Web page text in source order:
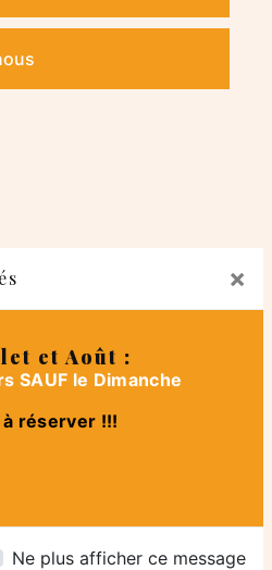
×
et Août :
SAUF le Dimanche
à réserver !!!
Ne plus afficher ce message